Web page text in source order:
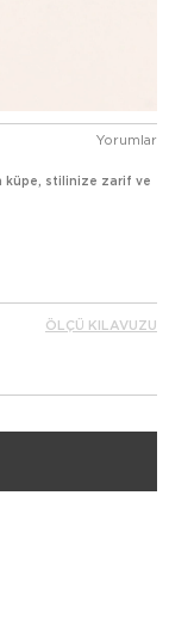
Yorumlar
küpe, stilinize zarif ve
ÖLÇÜ KILAVUZU